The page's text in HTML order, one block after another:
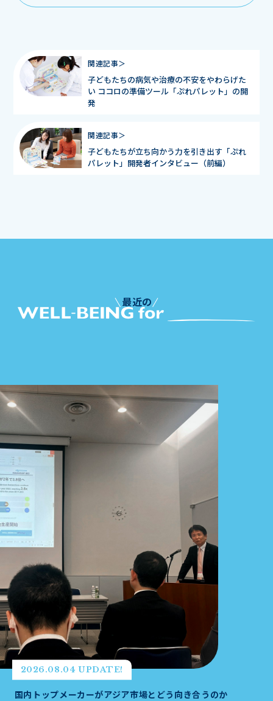
関連記事＞
子どもたちの病気や治療の不安をやわらげた
い ココロの準備ツール「ぷれパレット」の開
発
関連記事＞
子どもたちが立ち向かう力を引き出す「ぷれ
パレット」開発者インタビュー（前編）
最近の
2026.08.04 UPDATE!
国内トップメーカーがアジア市場とどう向き合うのか